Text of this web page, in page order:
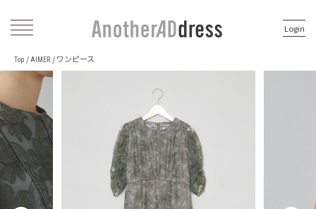
Login
Top / AIMER / ワンピース